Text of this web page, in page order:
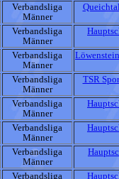
Verbandsliga
Männer
Verbandsliga
Männer
Verbandsliga
Männer
Verbandsliga
Männer
TSR
Verbandsliga
Männer
Verbandsliga
Männer
Verbandsliga
Männer
Verbandsliga